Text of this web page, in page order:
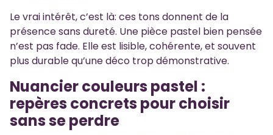
Le vrai intérêt, c’est là: ces tons donnent de la
présence sans dureté. Une pièce pastel bien pensée
n’est pas fade. Elle est lisible, cohérente, et souvent
plus durable qu’une déco trop démonstrative.
Nuancier couleurs pastel :
repères concrets pour choisir
sans se perdre